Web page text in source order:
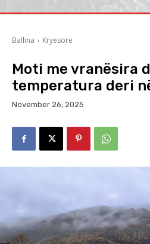
Ballina Kryesore
Moti me vranësira
temperatura deri
November 26, 2025